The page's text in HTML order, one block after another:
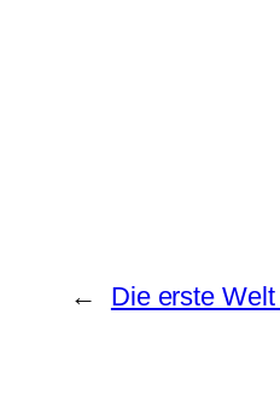
← Die erste